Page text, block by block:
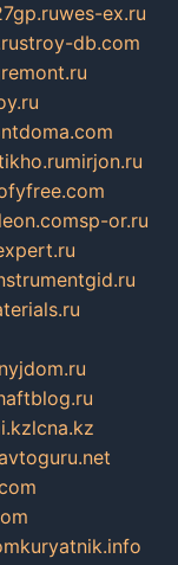
wes-ex.ru
stroy-db.com
mirjon.ru
sp-or.ru
lcna.kz
kuryatnik.info